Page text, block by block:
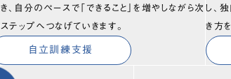
、自分のペースで「できること」を増やしながら次
テップへつなげていきます。
自立訓練支援
し、
き方